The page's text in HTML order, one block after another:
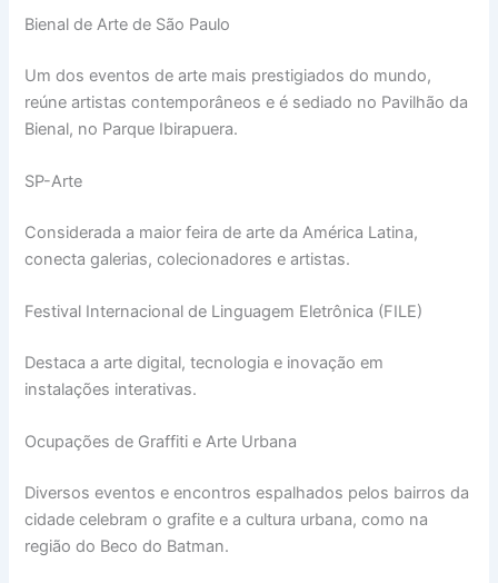
Bienal de Arte de São Paulo
Um dos eventos de arte mais prestigiados do mundo,
reúne artistas contemporâneos e é sediado no Pavilhão da
Bienal, no Parque Ibirapuera.
SP-Arte
Considerada a maior feira de arte da América Latina,
conecta galerias, colecionadores e artistas.
Festival Internacional de Linguagem Eletrônica (FILE)
Destaca a arte digital, tecnologia e inovação em
instalações interativas.
Ocupações de Graffiti e Arte Urbana
Diversos eventos e encontros espalhados pelos bairros da
cidade celebram o grafite e a cultura urbana, como na
região do Beco do Batman.